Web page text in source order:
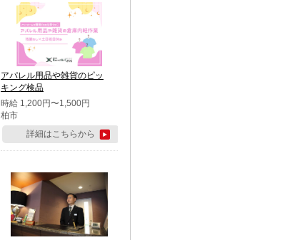
アパレル用品や雑貨のピッ
キング検品
時給 1,200円〜1,500円
柏市
詳細はこちらから